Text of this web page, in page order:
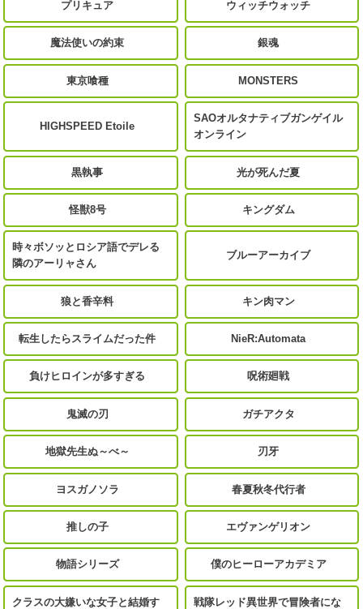
プリキュア ウィッチウォッチ
魔法使いの約束 銀魂
東京喰種 MONSTERS
HIGHSPEED Etoile
SAOオルタナティブガンゲイル
オンライン
黒執事 光が死んだ夏
怪獣8号 キングダム
時々ボソッとロシア語でデレる
隣のアーリャさん
ブルーアーカイブ
狼と香辛料 キン肉マン
転生したらスライムだった件 NieR:Automata
負けヒロインが多すぎる 呪術廻戦
鬼滅の刃 ガチアクタ
地獄先生ぬ～べ～ 刃牙
ヨスガノソラ 春夏秋冬代行者
推しの子 エヴァンゲリオン
物語シリーズ 僕のヒーローアカデミア
クラスの大嫌いな女子と結婚す
戦隊レッド異世界で冒険者にな